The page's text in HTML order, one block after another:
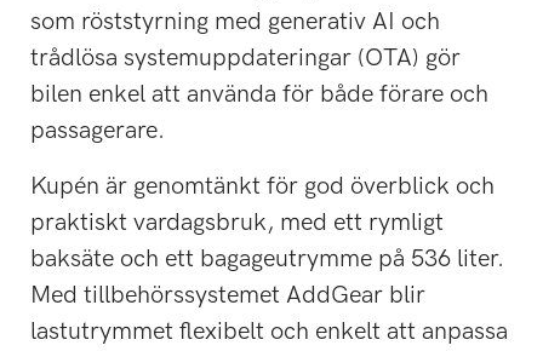
som röststyrning med generativ AI och
trådlösa systemuppdateringar (OTA) gör
bilen enkel att använda för både förare och
passagerare.
Kupén är genomtänkt för god överblick och
praktiskt vardagsbruk, med ett rymligt
baksäte och ett bagageutrymme på 536 liter.
Med tillbehörssystemet AddGear blir
lastutrymmet flexibelt och enkelt att anpassa